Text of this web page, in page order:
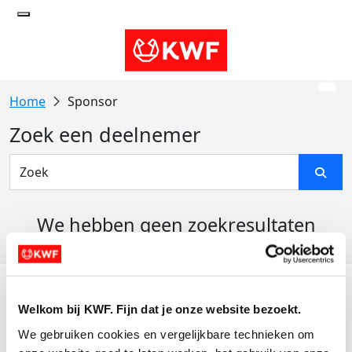
Welkom bij KWF. Fijn dat je onze website bezoekt.
We gebruiken cookies en vergelijkbare technieken om
Sponsor
Zoek een deelnemer
We hebben geen zoekresultaten
Actiematerialen
Evenementen